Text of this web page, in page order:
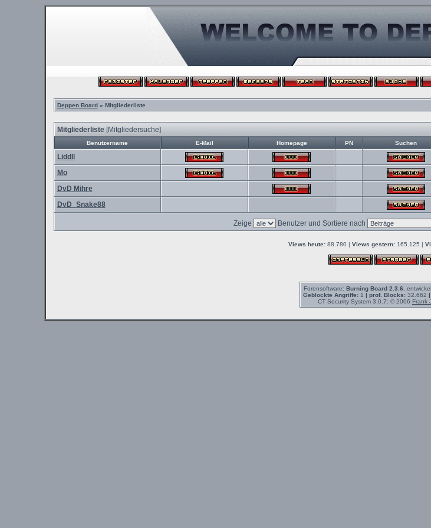
Deppen Board» Mitgliederliste
Mitgliederliste[Mitgliedersuche]
Benutzername E-Mail Homepage PN Suchen
Liddll
Mo
DvD Mihre
DvD_Snake88
Zeige Benutzer und Sortiere nach
Views heute: 88.780 | Views gestern: 165.125 |
Forensoftware: Burning Board 2.3.6 ,
Geblockte Angriffe:1 | prof. Blocks:32.662
CT Security System 3.0.7: © 2006 Frank